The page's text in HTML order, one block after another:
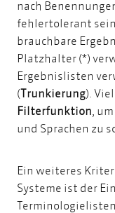
nach
fehlertolerant
brauchbare
Platzhalter (*)
Ergebnislisten
(Trunkierung).
Filterfunktion ,
und Sprachen zu
Ein weiteres
Systeme ist der